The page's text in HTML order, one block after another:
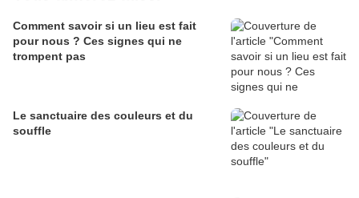
Comment savoir si un lieu est fait
pour nous ? Ces signes qui ne
trompent pas
Le sanctuaire des couleurs et du
souffle